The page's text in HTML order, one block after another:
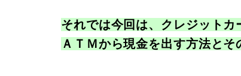
それでは今回は、クレジット
ＡＴＭから現金を出す方法とそ